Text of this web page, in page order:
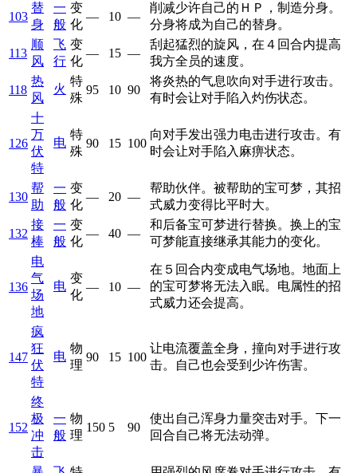
103
替
身
一
般
变
化
— 10 —
削减少许自己的ＨＰ，制造分身。
分身将成为自己的替身。
113
顺
风
飞
行
变
化
— 15 —
刮起猛烈的旋风，在４回合内提高
我方全员的速度。
118
热
风
火
特
殊
95 10 90
将炎热的气息吹向对手进行攻击。
有时会让对手陷入灼伤状态。
126
十
万
伏
特
电
特
殊
90 15 100
向对手发出强力电击进行攻击。有
时会让对手陷入麻痹状态。
130
帮
助
一
般
变
化
— 20 —
帮助伙伴。被帮助的宝可梦，其招
式威力变得比平时大。
132
接
棒
一
般
变
化
— 40 —
和后备宝可梦进行替换。换上的宝
可梦能直接继承其能力的变化。
136
电
气
场
地
电
变
化
— 10 —
在５回合内变成电气场地。地面上
的宝可梦将无法入眠。电属性的招
式威力还会提高。
147
疯
狂
伏
特
电
物
理
90 15 100
让电流覆盖全身，撞向对手进行攻
击。自己也会受到少许伤害。
152
终
极
冲
击
一
般
物
理
150 5 90
使出自己浑身力量突击对手。下一
回合自己将无法动弹。